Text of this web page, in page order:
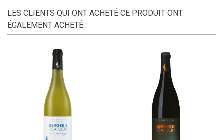
LES CLIENTS QUI ONT ACHETÉ CE PRODUIT ONT
ÉGALEMENT ACHETÉ :